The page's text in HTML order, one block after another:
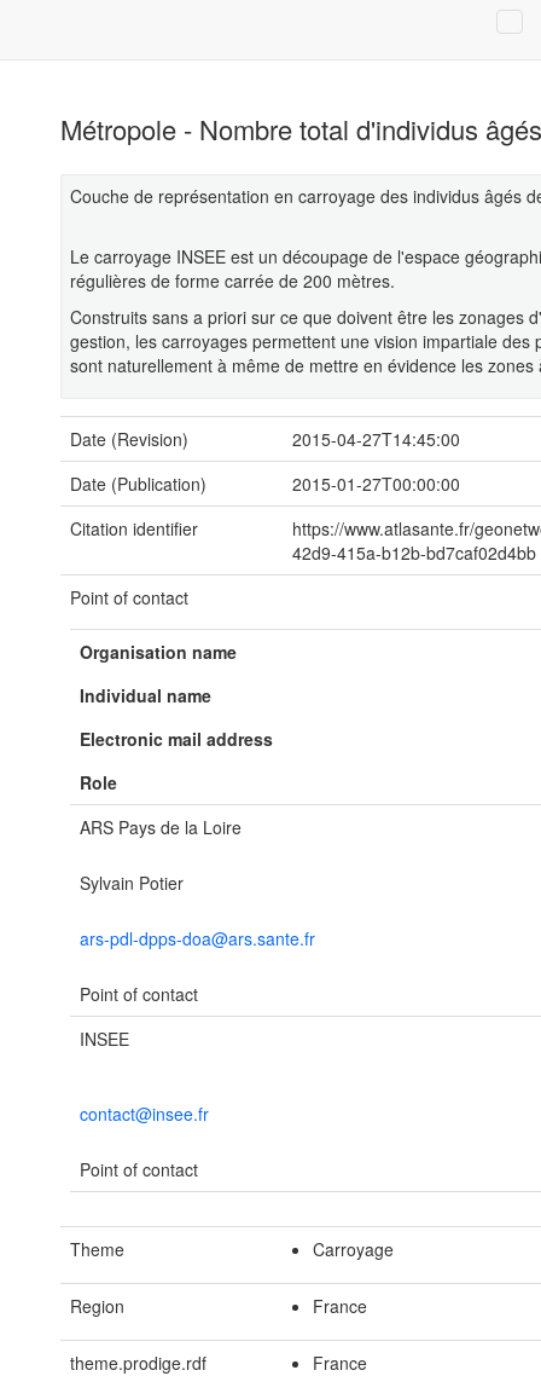
Métropole - Nombre total d'individus
Couche de représentation en carroyage des individus âgés
Le carroyage INSEE est un découpage de l'espace
régulières de forme carrée de 200 mètres.
Construits sans a priori sur ce que doivent être les zonages
gestion, les carroyages permettent une vision impartiale des
sont naturellement à même de mettre en évidence les zones
Date (Revision)
2015-04-27T14:45:00
Date (Publication)
2015-01-27T00:00:00
Citation identifier
https://www.atlasante.fr/
42d9-415a-b12b-bd7caf02d4bb
Point of contact
Organisation name
Individual name
Electronic mail address
Role
ARS Pays de la Loire
Sylvain Potier
ars-pdl-dpps-doa@ars.sante.fr
Point of contact
INSEE
contact@insee.fr
Point of contact
Theme Carroyage
Region France
theme.prodige.rdf France